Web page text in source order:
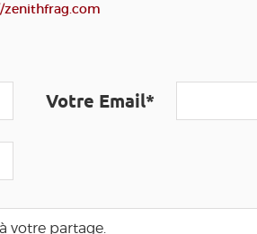
zenithfrag.com
Votre Email*